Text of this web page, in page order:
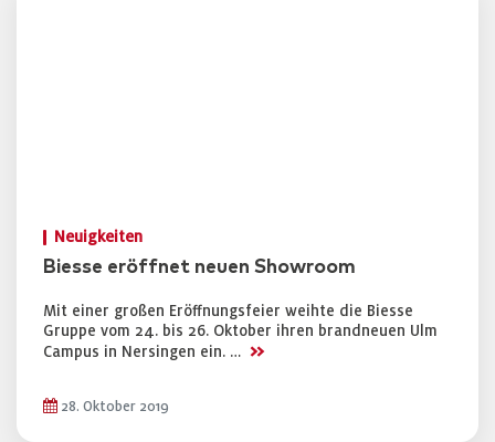
Neuigkeiten
Biesse eröffnet neuen Showroom
Mit einer großen Eröffnungsfeier weihte die Biesse
Gruppe vom 24. bis 26. Oktober ihren brandneuen Ulm
Campus in Nersingen ein. … >>
28. Oktober 2019